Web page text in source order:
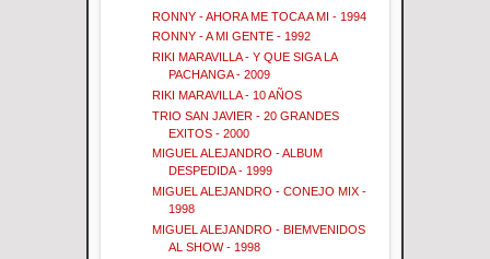
RONNY - AHORA ME TOCA A MI - 1994
RONNY - A MI GENTE - 1992
RIKI MARAVILLA - Y QUE SIGA LA
PACHANGA - 2009
RIKI MARAVILLA - 10 AÑOS
TRIO SAN JAVIER - 20 GRANDES
EXITOS - 2000
MIGUEL ALEJANDRO - ALBUM
DESPEDIDA - 1999
MIGUEL ALEJANDRO - CONEJO MIX -
1998
MIGUEL ALEJANDRO - BIEMVENIDOS
AL SHOW - 1998